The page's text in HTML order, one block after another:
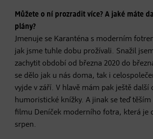
Můžete o ní prozradit více? A jaké máte
plány?
Jmenuje se Karanténa s moderním
jak jsme tuhle dobu prožívali. Snažil
zachytit období od března 2020 do
se dělo jak u nás doma, tak i
vyjde v září. V hlavě mám pak ještě další
humoristické knížky. A jinak se teď
filmu Deníček moderního fotra, která je
srpen.